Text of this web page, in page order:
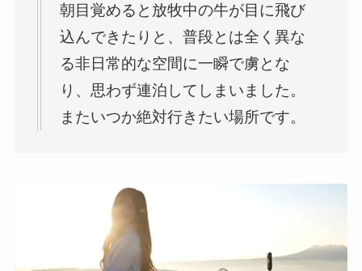
朝目覚めると放牧中の牛が目に飛び
込んできたりと、普段とは全く異な
る非日常的な空間に一瞬で虜とな
り、思わず連泊してしまいました。
またいつか絶対行きたい場所です。